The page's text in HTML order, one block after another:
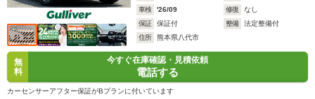
車検
'26/09 修復
なし
保証
保証付 整備
法定整備付
住所
熊本県八代市
無
料
今すぐ在庫確認・見積依頼
電話する
カーセンサーアフター保証がBプランに付いています